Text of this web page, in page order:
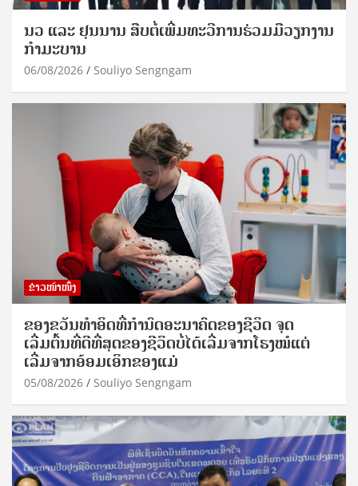
ນວ ແລະ ຢຸນນານ ສືບຕໍ່ເພີ່ມທະວີການຮ່ວມມືວຽກງານ
ກຳມະບານ
06/08/2026 Souliyo Sengngam
ຂ່າວໜ້າໜຶ່ງ
ຂອງຂວັນທໍາອິດທີ່ກໍານົດອະນາຄົດຂອງຊີວິດ ຈຸດ
ເລີ່ມຕົ້ນທີ່ດີທີ່ສຸດຂອງຊີວິດບໍ່ໄດ້ເລີ່ມຈາກໂຮງໝໍແຕ່
ເລີ່ມຈາກອ້ອມເອິກຂອງແມ່
05/08/2026 Souliyo Sengngam